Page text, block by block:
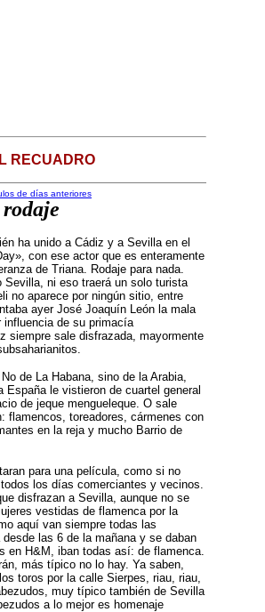
de días anteriores
RECUADRO
ha unido a Cádiz y a Sevilla en el
con ese actor que es enteramente
de Triana. Rodaje para nada.
Sevilla, ni eso traerá un solo turista
no aparece por ningún sitio, entre
ayer José Joaquín León la mala
influencia de su primacía
siempre sale disfrazada, mayormente
de La Habana, sino de la Arabia,
le vistieron de cuartel general
de jeque mengueleque. O sale
flamencos, toreadores, cármenes con
en la reja y mucho Barrio de
para una película, como si no
los días comerciantes y vecinos.
disfrazan a Sevilla, aunque no se
vestidas de flamenca por la
aquí van siempre todas las
las 6 de la mañana y se daban
en H&M, iban todas así: de flamenca.
más típico no lo hay. Ya saben,
toros por la calle Sierpes, riau, riau,
muy típico también de Sevilla
a lo mejor es homenaje